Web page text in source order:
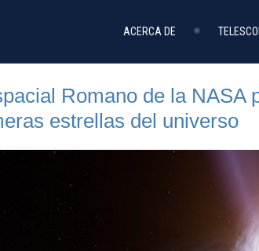
ACERCA DE
Romano de la
estrellas del universo